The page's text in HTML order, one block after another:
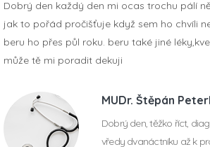
Dobrý den každý den mi ocas trochu pálí
jak to pořád pročišťuje když sem ho chvíli
beru ho přes půl roku. beru také jiné
může tě mi poradit dekuji
MUDr. Štěpán
Dobrý den, těžko říct,
vředy dvanáctníku až k